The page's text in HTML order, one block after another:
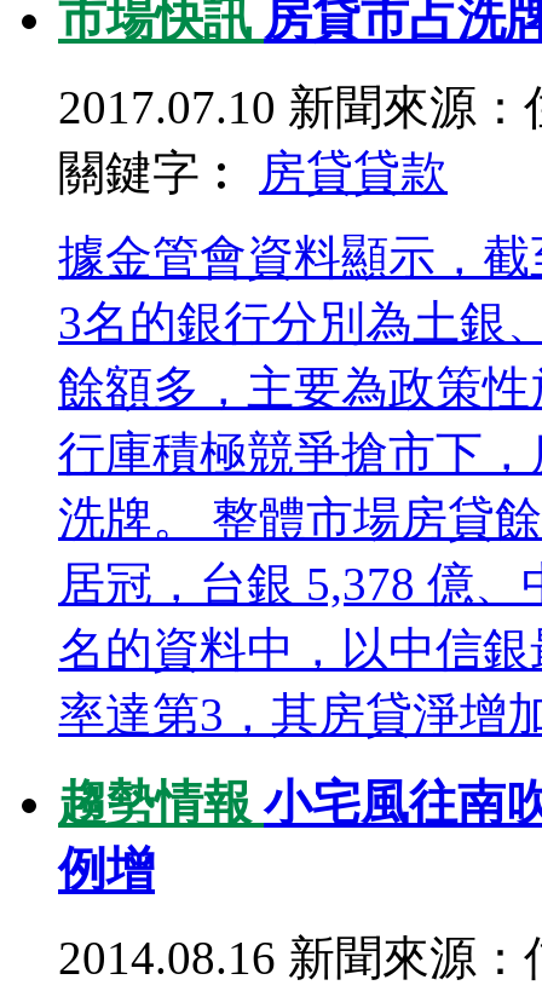
市場快訊 房貸市占洗
2017.07.10 新聞來源：
關鍵字︰
房貸貸款
據金管會資料顯示，
3名的銀行分別為土銀
餘額多，主要為政策
行庫積極競爭搶市下
洗牌。 整體市場房貸
居冠，台銀 5,378 億
名的資料中，以中信
率達第3，其房貸淨增
趨勢情報小宅風往南
例增
2014.08.16 新聞來源：